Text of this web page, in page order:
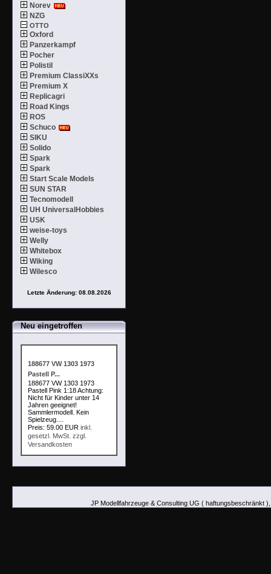
Norev
NZG
OTTO
Oxford
Panzerkampf
Pocher
Polistil
Premium ClassiXXs
Premium X
Replicagri
Road Kings
ROS
Schuco
SIKU
Solido
Spark
Spark
Start Scale Models
SUN STAR
Tecnomodell
UH UniversalHobbies
USK
weise-toys
Welly
Whitebox
Wiking
Wilesco
Letzte Änderung: 08.08.2026
Neu eingetroffen
188677 VW 1303 1973
Pastell P...
188677 VW 1303 1973
Pastell Pink 1:18 Achtung:
Nicht für Kinder unter 14
Jahren geeignet!
Sammlermodell. Kein
Spielzeug....
Preis: 59.00 EUR inkl.
gesetzl. MwSt. zzgl.
Versandkosten
JP Modellfahrzeuge & Consulting UG ( haftungsbeschränkt